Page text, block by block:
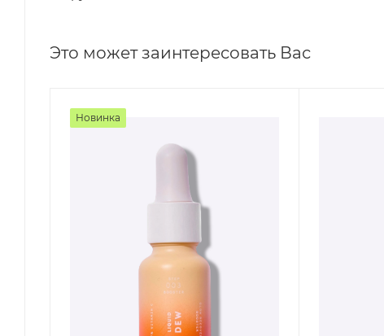
Это может заинтересовать Вас
Новинка